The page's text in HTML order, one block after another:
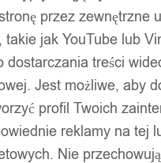
przez zewnętrzne
takie jak YouTube lub
dostarczania treści
Jest możliwe, aby
profil Twoich
reklamy na tej
Nie przechowują